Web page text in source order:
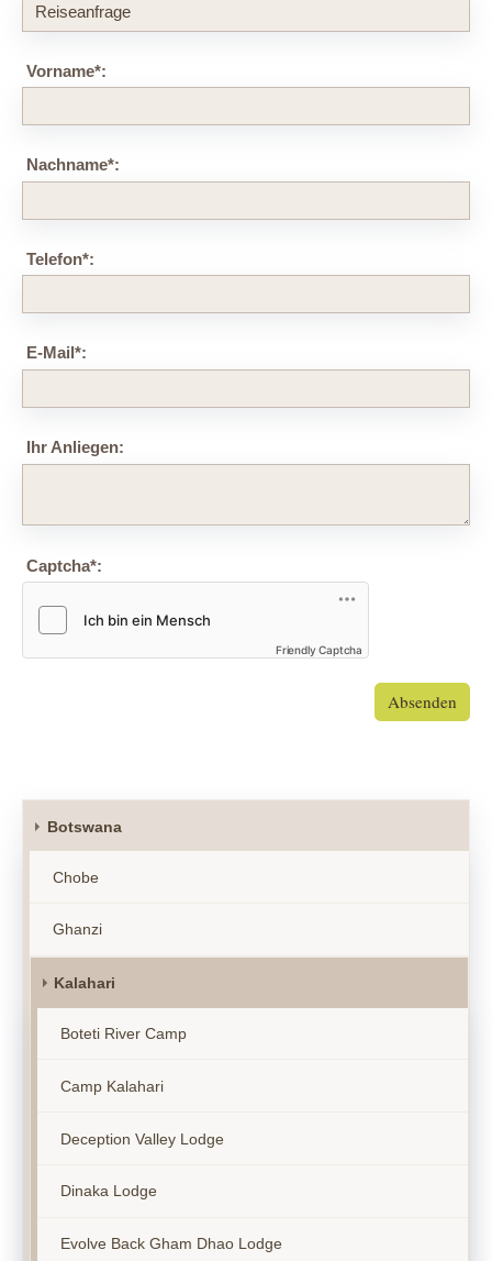
Vorname*:
Nachname*:
Telefon*:
E-Mail*:
Ihr Anliegen:
Captcha*:
Friendly Captcha
Absenden
Botswana
Chobe
Ghanzi
Kalahari
Boteti River Camp
Camp Kalahari
Deception Valley Lodge
Dinaka Lodge
Evolve Back Gham Dhao Lodge